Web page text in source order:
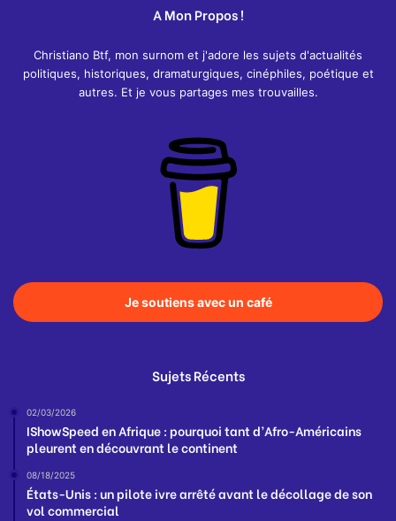
A Mon Propos !
Christiano Btf, mon surnom et j'adore les sujets d'actualités
politiques, historiques, dramaturgiques, cinéphiles, poétique et
autres. Et je vous partages mes trouvailles.
Je soutiens avec un café
Sujets Récents
02/03/2026
IShowSpeed en Afrique : pourquoi tant d’Afro-Américains
pleurent en découvrant le continent
08/18/2025
États-Unis : un pilote ivre arrêté avant le décollage de son
vol commercial